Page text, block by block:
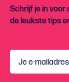
Schrijf je in voor
de leukste tips
Je e-mailadres